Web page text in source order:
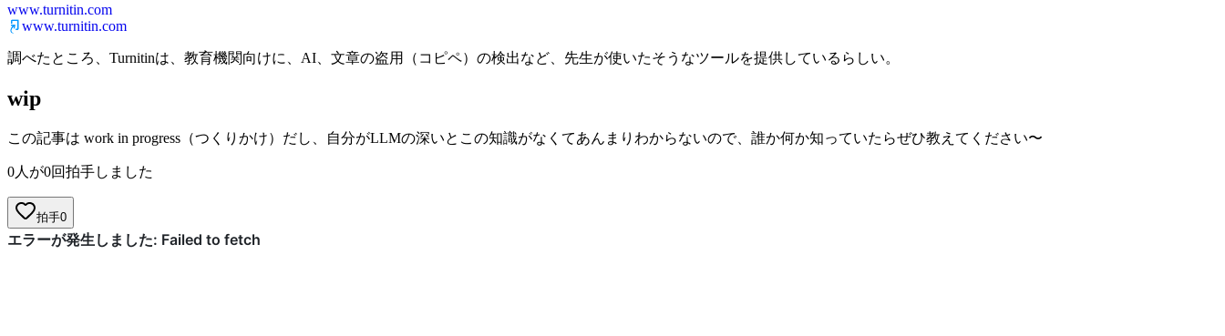
www.turnitin.com
www.turnitin.com
調べたところ、Turnitinは、教育機関向けに、AI、文章の盗用（コピペ）の検出など、先生が使いたそうなツールを提供しているらしい。
wip
この記事は work in progress（つくりかけ）だし、自分がLLMの深いとこの知識がなくてあんまりわからないので、誰か何か知っていたらぜひ教えてください〜
0人が0回拍手しました
拍手0